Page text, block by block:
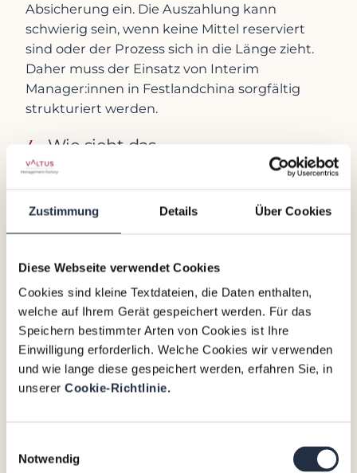
Zustimmung Details Über Cookies
Diese Webseite verwendet Cookies
Cookies sind kleine Textdateien, die Daten enthalten,
welche auf Ihrem Gerät gespeichert werden. Für das
Speichern bestimmter Arten von Cookies ist Ihre
Einwilligung erforderlich. Welche Cookies wir verwenden
und wie lange diese gespeichert werden, erfahren Sie, in
unserer Cookie-Richtlinie.
Notwendig
Absicherung ein. Die Auszahlung kann
schwierig sein, wenn keine Mittel reserviert
sind oder der Prozess sich in die Länge zieht.
Daher muss der Einsatz von Interim
Manager:innen in Festlandchina sorgfältig
strukturiert werden.
Wie sieht das
Restrukturierungsnetzwerk
in der
Im Laufe der Jahre konnte ich in Greater
aus Rechtsberater:innen,
Restrukturierungsspezialist:innen,
Aufsichtsbehörden und behördlichen
Ansprechpartnern aufbauen. Das ist einer der
Vorteile, wenn ein Interim-CFO früh
eingebunden wird: Man bekommt nicht nur
Dies ist besonders wichtig in China, wo